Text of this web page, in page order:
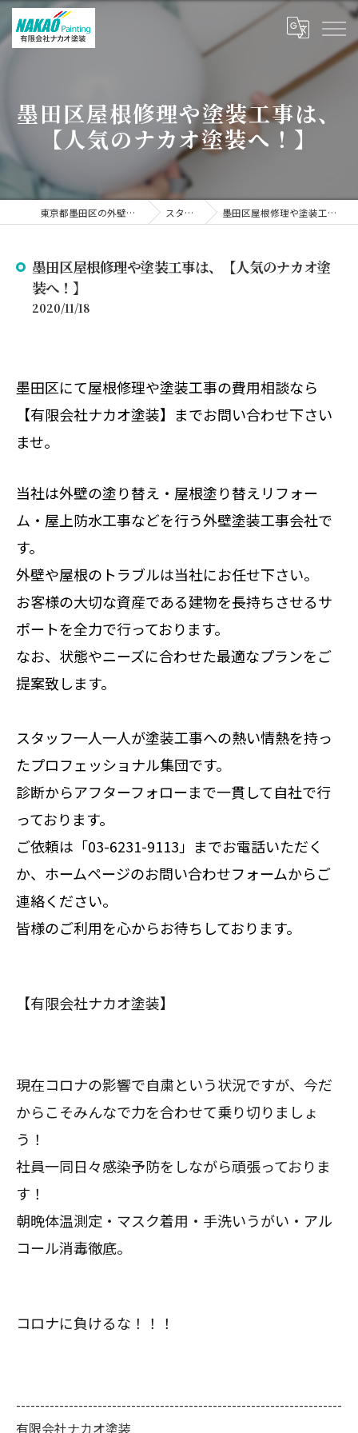
墨田区屋根修理や塗装工事は、
【人気のナカオ塗装へ！】
東京都墨田区の外壁塗装なら有限会社ナカオ塗装 スタッフブログ 墨田区屋根修理や塗装工事は、【人気のナカオ塗装へ！】
墨田区屋根修理や塗装工事は、【人気のナカオ塗
装へ！】
2020/11/18
墨田区にて屋根修理や塗装工事の費用相談なら
【有限会社ナカオ塗装】までお問い合わせ下さい
ませ。
当社は外壁の塗り替え・屋根塗り替えリフォー
ム・屋上防水工事などを行う外壁塗装工事会社で
す。
外壁や屋根のトラブルは当社にお任せ下さい。
お客様の大切な資産である建物を長持ちさせるサ
ポートを全力で行っております。
なお、状態やニーズに合わせた最適なプランをご
提案致します。
スタッフ一人一人が塗装工事への熱い情熱を持っ
たプロフェッショナル集団です。
診断からアフターフォローまで一貫して自社で行
っております。
ご依頼は「03-6231-9113」までお電話いただく
か、ホームページのお問い合わせフォームからご
連絡ください。
皆様のご利用を心からお待ちしております。
【有限会社ナカオ塗装】
現在コロナの影響で自粛という状況ですが、今だ
からこそみんなで力を合わせて乗り切りましょ
う！
社員一同日々感染予防をしながら頑張っておりま
す！
朝晩体温測定・マスク着用・手洗いうがい・アル
コール消毒徹底。
コロナに負けるな！！！
--------------------------------------------------------------------
有限会社ナカオ塗装